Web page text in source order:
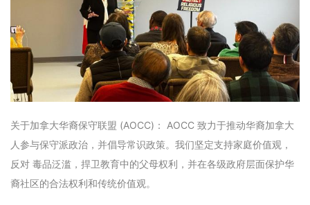
关于加拿大华裔保守联盟 (AOCC)： AOCC 致力于推动华裔加拿大
人参与保守派政治，并倡导常识政策。我们坚定支持家庭价值观，
反对 毒品泛滥，捍卫教育中的父母权利，并在各级政府层面保护华
裔社区的合法权利和传统价值观。